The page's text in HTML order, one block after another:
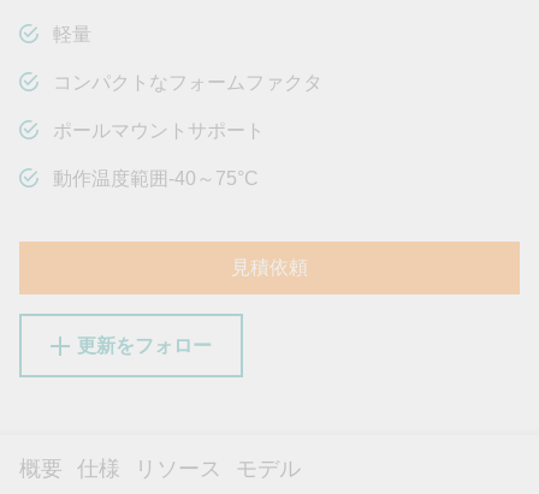
軽量
コンパクトなフォームファクタ
ポールマウントサポート
動作温度範囲-40～75°C
見積依頼
更新をフォロー
概要 仕様 リソース モデル